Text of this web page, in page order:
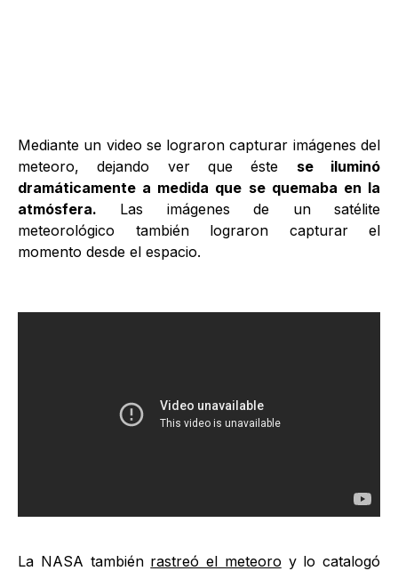
Mediante un video se lograron capturar imágenes del
meteoro, dejando ver que éste se iluminó
dramáticamente a medida que se quemaba en la
atmósfera. Las imágenes de un satélite
meteorológico también lograron capturar el
momento desde el espacio.
La NASA también rastreó el meteoro y lo catalogó